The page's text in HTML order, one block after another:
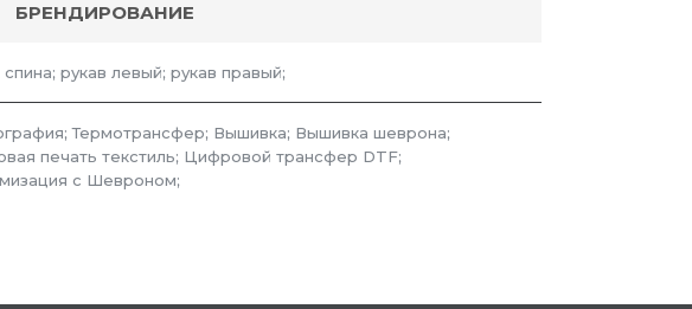
БРЕНДИРОВАНИЕ
спина; рукав левый; рукав правый;
Термотрансфер; Вышивка; Вышивка шеврона;
печать текстиль; Цифровой трансфер DTF;
с Шевроном;